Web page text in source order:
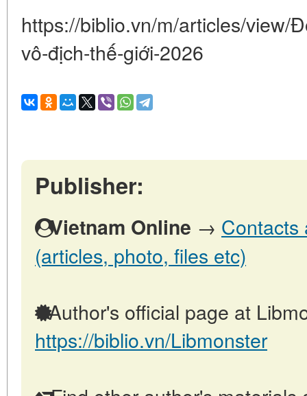
https://biblio.vn/m/articles/view/
vô-địch-thế-giới-2026
Publisher:
Vietnam Online → Contacts
(articles, photo, files etc)
Author's official page at
https://biblio.vn/Libmonster